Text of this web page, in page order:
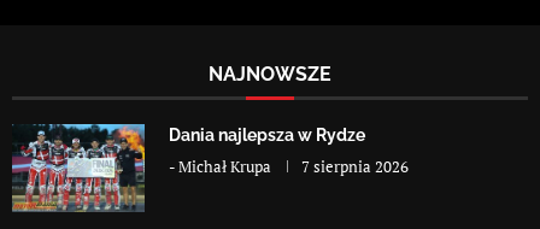
NAJNOWSZE
Dania najlepsza w Rydze
-Michał Krupa 7 sierpnia 2026